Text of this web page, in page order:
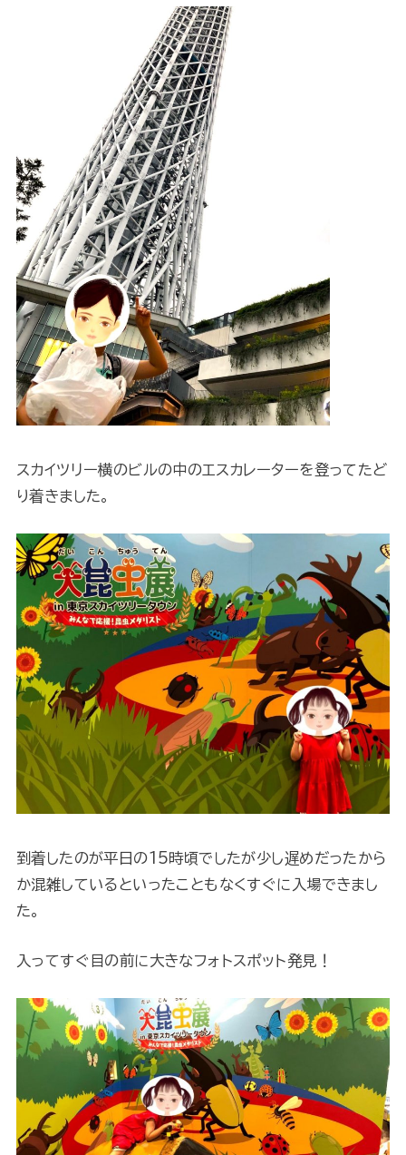
スカイツリー横のビルの中のエスカレーターを登ってたど
り着きました。
到着したのが平日の15時頃でしたが少し遅めだったから
か混雑しているといったこともなくすぐに入場できまし
た。
入ってすぐ目の前に大きなフォトスポット発見！